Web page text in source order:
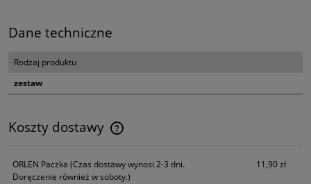
Dane techniczne
Rodzaj produktu
zestaw
Koszty dostawy
Cena nie zawiera ewentualnych kosztów płatności
ORLEN Paczka (Czas dostawy wynosi 2-3 dni.
Doręczenie również w soboty.)
11,90 zł